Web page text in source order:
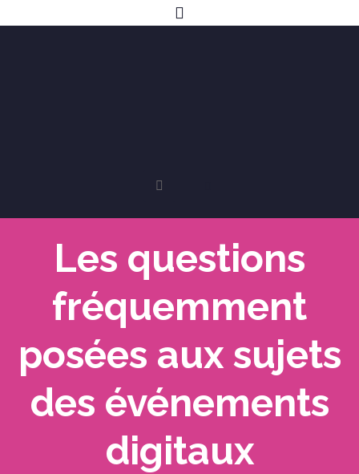
Les questions
fréquemment
posées aux sujets
des événements
digitaux